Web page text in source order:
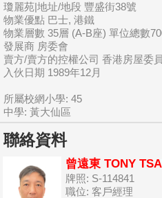
瓊麗苑|地址/地段 豐盛街38號
物業優點 巴士, 港鐵
物業層數 35層 (A-B座) 單位總數
發展商 房委會
賣方/賣方的控權公司 香港房屋委
入伙日期 1989年12月
所屬校網小學: 45
中學: 黃大仙區
聯絡資料
曾遠東 TONY
牌照: S-114841
職位: 客戶經理